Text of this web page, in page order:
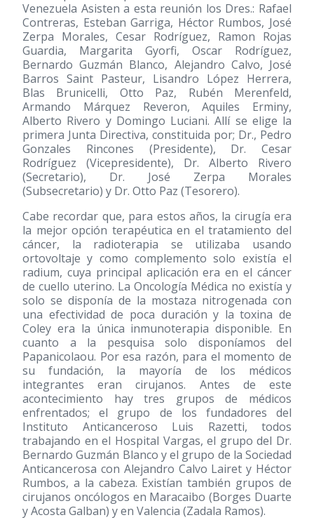
Venezuela Asisten a esta reunión los Dres.: Rafael
Contreras, Esteban Garriga, Héctor Rumbos, José
Zerpa Morales, Cesar Rodríguez, Ramon Rojas
Guardia, Margarita Gyorfi, Oscar Rodríguez,
Bernardo Guzmán Blanco, Alejandro Calvo, José
Barros Saint Pasteur, Lisandro López Herrera,
Blas Brunicelli, Otto Paz, Rubén Merenfeld,
Armando Márquez Reveron, Aquiles Erminy,
Alberto Rivero y Domingo Luciani. Allí se elige la
primera Junta Directiva, constituida por; Dr., Pedro
Gonzales Rincones (Presidente), Dr. Cesar
Rodríguez (Vicepresidente), Dr. Alberto Rivero
(Secretario), Dr. José Zerpa Morales
(Subsecretario) y Dr. Otto Paz (Tesorero).
Cabe recordar que, para estos años, la cirugía era
la mejor opción terapéutica en el tratamiento del
cáncer, la radioterapia se utilizaba usando
ortovoltaje y como complemento solo existía el
radium, cuya principal aplicación era en el cáncer
de cuello uterino. La Oncología Médica no existía y
solo se disponía de la mostaza nitrogenada con
una efectividad de poca duración y la toxina de
Coley era la única inmunoterapia disponible. En
cuanto a la pesquisa solo disponíamos del
Papanicolaou. Por esa razón, para el momento de
su fundación, la mayoría de los médicos
integrantes eran cirujanos. Antes de este
acontecimiento hay tres grupos de médicos
enfrentados; el grupo de los fundadores del
Instituto Anticanceroso Luis Razetti, todos
trabajando en el Hospital Vargas, el grupo del Dr.
Bernardo Guzmán Blanco y el grupo de la Sociedad
Anticancerosa con Alejandro Calvo Lairet y Héctor
Rumbos, a la cabeza. Existían también grupos de
cirujanos oncólogos en Maracaibo (Borges Duarte
y Acosta Galban) y en Valencia (Zadala Ramos).